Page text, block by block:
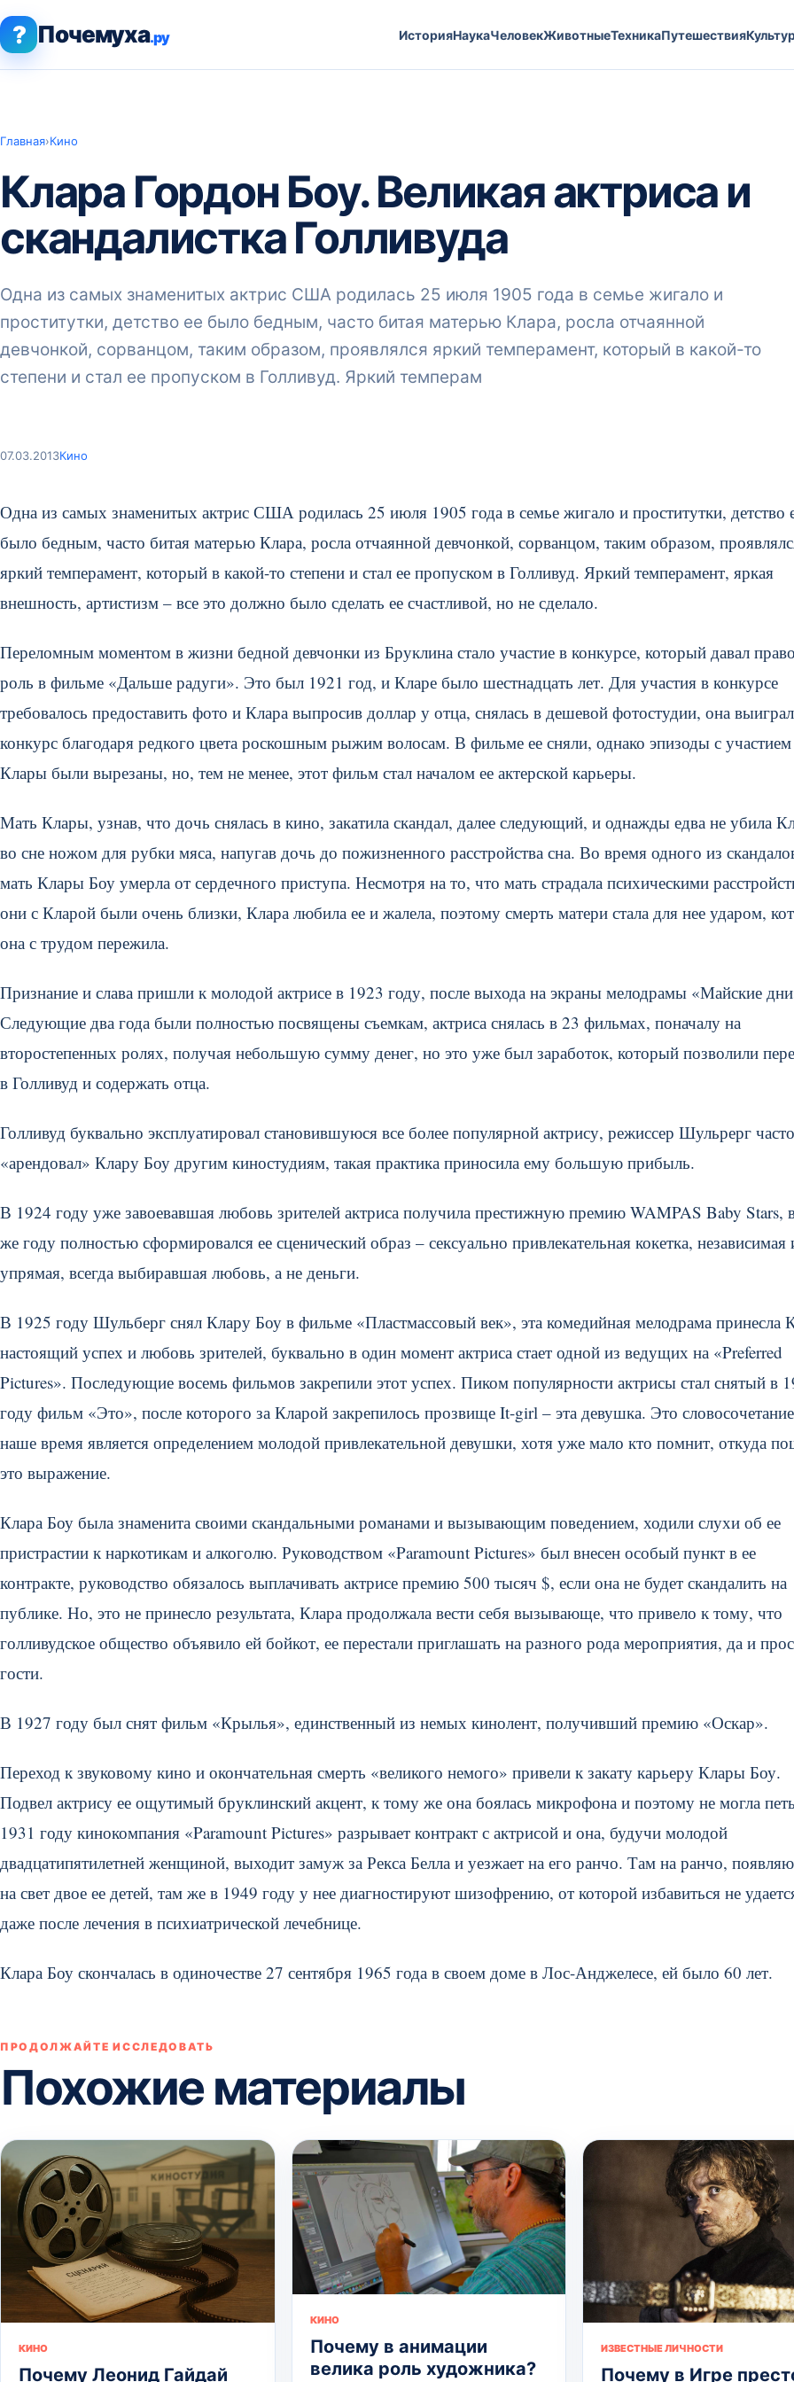
? Почемуха.ру ИсторияНаукаЧеловекЖивотныеТехникаПутешествия
Главная›Кино
Клара Гордон Боу. Великая актриса и
скандалистка Голливуда
Одна из самых знаменитых актрис США родилась 25 июля 1905 года в семье жигало и
проститутки, детство ее было бедным, часто битая матерью Клара, росла отчаянной
девчонкой, сорванцом, таким образом, проявлялся яркий темперамент, который в какой-то
степени и стал ее пропуском в Голливуд. Яркий темперам
07.03.2013Кино
Одна из самых знаменитых актрис США родилась 25 июля 1905 года в семье жигало и проститутки, детство
было бедным, часто битая матерью Клара, росла отчаянной девчонкой, сорванцом, таким образом,
яркий темперамент, который в какой-то степени и стал ее пропуском в Голливуд. Яркий темперамент, яркая
внешность, артистизм – все это должно было сделать ее счастливой, но не сделало.
Переломным моментом в жизни бедной девчонки из Бруклина стало участие в конкурсе, который давал
роль в фильме «Дальше радуги». Это был 1921 год, и Кларе было шестнадцать лет. Для участия в конкурсе
требовалось предоставить фото и Клара выпросив доллар у отца, снялась в дешевой фотостудии, она
конкурс благодаря редкого цвета роскошным рыжим волосам. В фильме ее сняли, однако эпизоды с участием
Клары были вырезаны, но, тем не менее, этот фильм стал началом ее актерской карьеры.
Мать Клары, узнав, что дочь снялась в кино, закатила скандал, далее следующий, и однажды едва не убила
во сне ножом для рубки мяса, напугав дочь до пожизненного расстройства сна. Во время одного из
мать Клары Боу умерла от сердечного приступа. Несмотря на то, что мать страдала психическими
они с Кларой были очень близки, Клара любила ее и жалела, поэтому смерть матери стала для нее ударом,
она с трудом пережила.
Признание и слава пришли к молодой актрисе в 1923 году, после выхода на экраны мелодрамы «Майские
Следующие два года были полностью посвящены съемкам, актриса снялась в 23 фильмах, поначалу на
второстепенных ролях, получая небольшую сумму денег, но это уже был заработок, который позволили
в Голливуд и содержать отца.
Голливуд буквально эксплуатировал становившуюся все более популярной актрису, режиссер Шульрерг часто
«арендовал» Клару Боу другим киностудиям, такая практика приносила ему большую прибыль.
В 1924 году уже завоевавшая любовь зрителей актриса получила престижную премию WAMPAS Baby Stars,
же году полностью сформировался ее сценический образ – сексуально привлекательная кокетка, независимая
упрямая, всегда выбиравшая любовь, а не деньги.
В 1925 году Шульберг снял Клару Боу в фильме «Пластмассовый век», эта комедийная мелодрама принесла
настоящий успех и любовь зрителей, буквально в один момент актриса стает одной из ведущих на «Preferred
Pictures». Последующие восемь фильмов закрепили этот успех. Пиком популярности актрисы стал снятый в
году фильм «Это», после которого за Кларой закрепилось прозвище It-girl – эта девушка. Это
наше время является определением молодой привлекательной девушки, хотя уже мало кто помнит, откуда
это выражение.
Клара Боу была знаменита своими скандальными романами и вызывающим поведением, ходили слухи об ее
пристрастии к наркотикам и алкоголю. Руководством «Paramount Pictures» был внесен особый пункт в ее
контракте, руководство обязалось выплачивать актрисе премию 500 тысяч $, если она не будет скандалить на
публике. Но, это не принесло результата, Клара продолжала вести себя вызывающе, что привело к тому, что
голливудское общество объявило ей бойкот, ее перестали приглашать на разного рода мероприятия, да и
гости.
В 1927 году был снят фильм «Крылья», единственный из немых кинолент, получивший премию «Оскар».
Переход к звуковому кино и окончательная смерть «великого немого» привели к закату карьеру Клары Боу.
Подвел актрису ее ощутимый бруклинский акцент, к тому же она боялась микрофона и поэтому не могла
1931 году кинокомпания «Paramount Pictures» разрывает контракт с актрисой и она, будучи молодой
двадцатипятилетней женщиной, выходит замуж за Рекса Белла и уезжает на его ранчо. Там на ранчо,
на свет двое ее детей, там же в 1949 году у нее диагностируют шизофрению, от которой избавиться не
даже после лечения в психиатрической лечебнице.
Клара Боу скончалась в одиночестве 27 сентября 1965 года в своем доме в Лос-Анджелесе, ей было 60 лет.
ПРОДОЛЖАЙТЕ ИССЛЕДОВАТЬ
Похожие материалы
КИНО
Почему Леонид Гайдай
КИНО
Почему в анимации
велика роль художника?
ИЗВЕСТНЫЕ ЛИЧНОСТИ
Почему в Игре